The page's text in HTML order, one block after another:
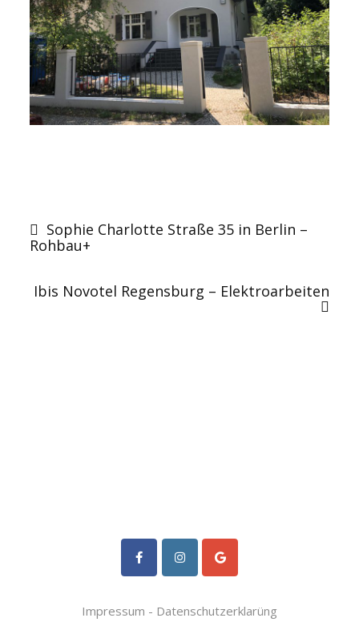
navigation
Sophie Charlotte Straße 35 in Berlin –
Rohbau+
Ibis Novotel Regensburg – Elektroarbeiten
Impressum - Datenschutzerklarüng